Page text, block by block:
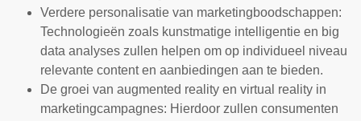
Verdere personalisatie van marketingboodschappen:
Technologieën zoals kunstmatige intelligentie en big
data analyses zullen helpen om op individueel niveau
relevante content en aanbiedingen aan te bieden.
De groei van augmented reality en virtual reality in
marketingcampagnes: Hierdoor zullen consumenten